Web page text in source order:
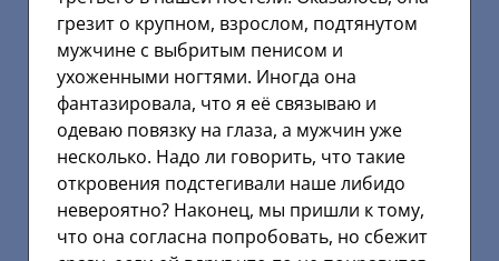
грезит о крупном, взрослом, подтянутом
мужчине с выбритым пенисом и
ухоженными ногтями. Иногда она
фантазировала, что я её связываю и
одеваю повязку на глаза, а мужчин уже
несколько. Надо ли говорить, что такие
откровения подстегивали наше либидо
невероятно? Наконец, мы пришли к тому,
что она согласна попробовать, но сбежит